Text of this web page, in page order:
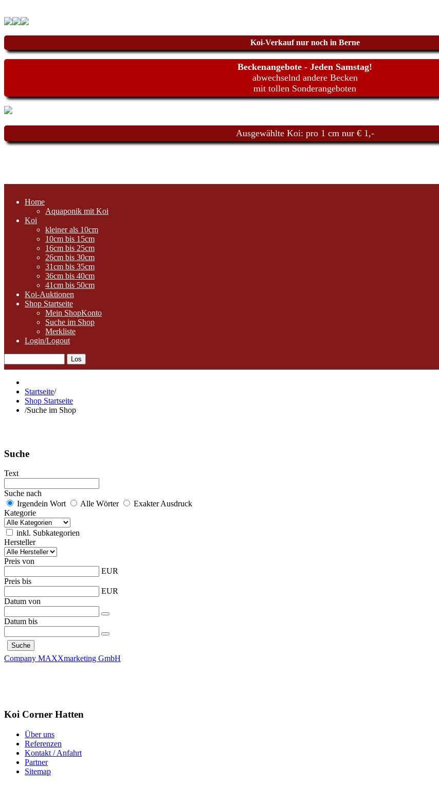
Koi-Verkauf nur noch in Berne
Beckenangebote - Jeden Samstag!
abwechselnd andere Becken
mit tollen Sonderangeboten
Ausgewählte Koi: pro 1 cm nur € 1,-
Home
Aquaponik mit Koi
Koi
kleiner als 10cm
10cm bis 15cm
16cm bis 25cm
26cm bis 30cm
31cm bis 35cm
36cm bis 40cm
41cm bis 50cm
Koi-Auktionen
Shop Startseite
Mein ShopKonto
Suche im Shop
Merkliste
Login/Logout
Startseite/
Shop Startseite
/Suche im Shop
Suche
Text
Suche nach
Irgendein Wort
Alle Wörter
Exakter Ausdruck
Kategorie
inkl. Subkategorien
Hersteller
Preis von
EUR
Preis bis
EUR
Datum von
Datum bis
Company MAXXmarketing GmbH
Koi Corner Hatten
Über uns
Referenzen
Kontakt / Anfahrt
Partner
Sitemap